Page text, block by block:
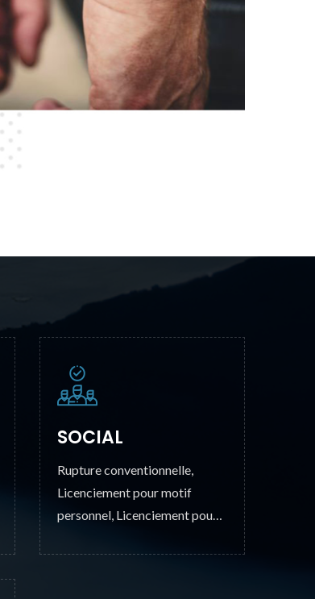
SOCIAL
Rupture conventionnelle,
Licenciement pour motif
personnel, Licenciement pour